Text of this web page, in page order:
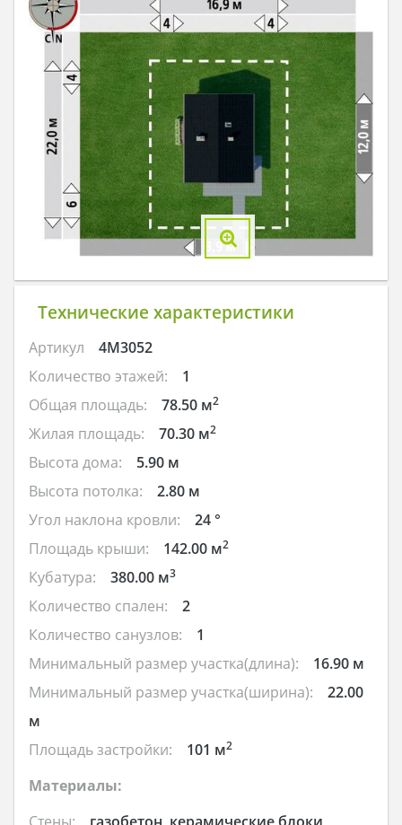
Технические характеристики
Артикул
4M3052
Количество этажей:
1
Общая площадь:
78.50 м2
Жилая площадь: 70.30 м2
Высота дома:
5.90 м
Высота потолка:
2.80 м
Угол наклона кровли:
24 °
Площадь крыши:
142.00 м2
Кубатура: 380.00 м3
Количество спален:
2
Количество санузлов:
1
Минимальный размер участка(длина):
16.90 м
Минимальный размер участка(ширина):
22.00
м
Площадь застройки:
101 м2
Материалы:
Стены:
газобетон, керамические блоки